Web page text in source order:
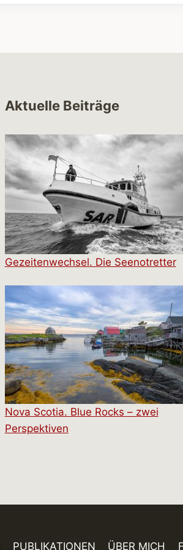
Aktuelle Beiträge
Gezeitenwechsel. Die Seenotretter
Nova Scotia. Blue Rocks – zwei
Perspektiven
PUBLIKATIONEN ÜBER MICH